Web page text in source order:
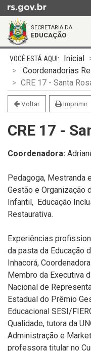
para
conteúdo
menu
para
busca
SECRETARIA DA
EDUCAÇÃO
Início
conteúdo
Inicial
Coordenadorias
CRE 17 - Santa
Voltar Imprimir
CRE 17 -
Coordenadora:
Pedagoga, Mestranda
Gestão e Organização
Infantil, Educação
Restaurativa.
Experiências
da pasta da Educação
Inhacorá,
Membro da Executiva
Nacional de
Estadual do Prêmio
Educacional SESI/
Qualidade, tutora da
Administração e
professora titular no